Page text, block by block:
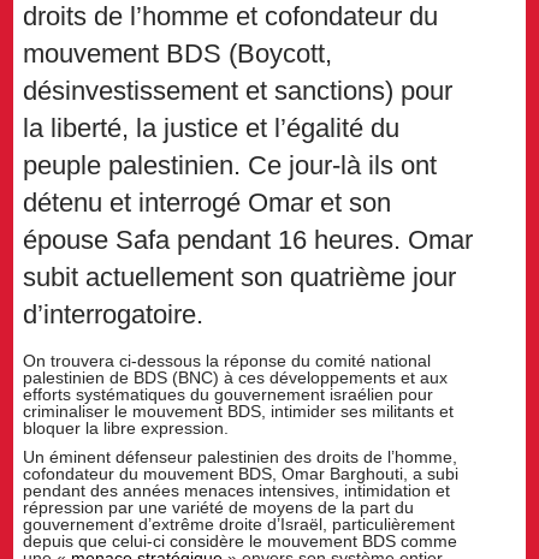
droits de l’homme et cofondateur du
mouvement BDS (Boycott,
désinvestissement et sanctions) pour
la liberté, la justice et l’égalité du
peuple palestinien. Ce jour-là ils ont
détenu et interrogé Omar et son
épouse Safa pendant 16 heures. Omar
subit actuellement son quatrième jour
d’interrogatoire.
On trouvera ci-dessous la réponse du comité national
palestinien de BDS (BNC) à ces développements et aux
efforts systématiques du gouvernement israélien pour
criminaliser le mouvement BDS, intimider ses militants et
bloquer la libre expression.
Un éminent défenseur palestinien des droits de l’homme,
cofondateur du mouvement BDS, Omar Barghouti, a subi
pendant des années menaces intensives, intimidation et
répression par une variété de moyens de la part du
gouvernement d’extrême droite d’Israël, particulièrement
depuis que celui-ci considère le mouvement BDS comme